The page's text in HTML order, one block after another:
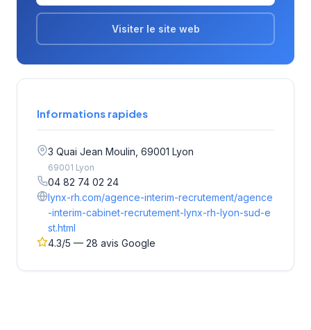
Visiter le site web
Informations rapides
3 Quai Jean Moulin, 69001 Lyon
69001 Lyon
04 82 74 02 24
lynx-rh.com/agence-interim-recrutement/agence
-interim-cabinet-recrutement-lynx-rh-lyon-sud-e
st.html
4.3/5 — 28 avis Google